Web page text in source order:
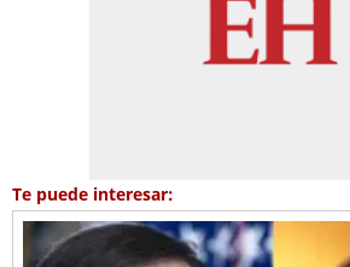
Te puede interesar: